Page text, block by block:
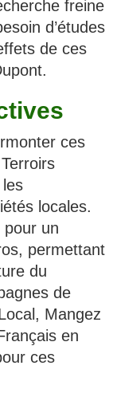
freine
d’études
de ces
ces
locales.
pour un
permettant
du
de
Mangez
en
ces